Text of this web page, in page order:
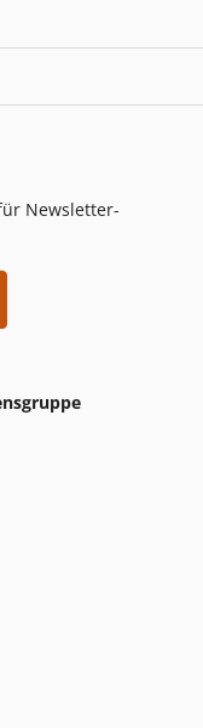
Newsletter-